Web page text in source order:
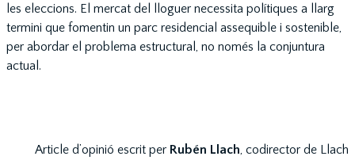
les eleccions. El mercat del lloguer necessita polítiques a llarg
termini que fomentin un parc residencial assequible i sostenible,
per abordar el problema estructural, no només la conjuntura
actual.
Article d’opinió escrit per Rubén Llach, codirector de Llach